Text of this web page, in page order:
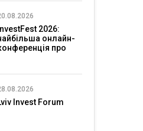
InvestFest 2026:
онлайн-
про
Invest Forum